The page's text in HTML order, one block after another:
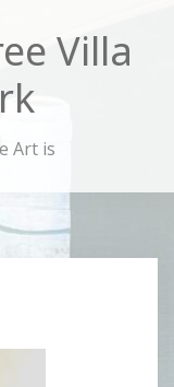
Villa
Art is